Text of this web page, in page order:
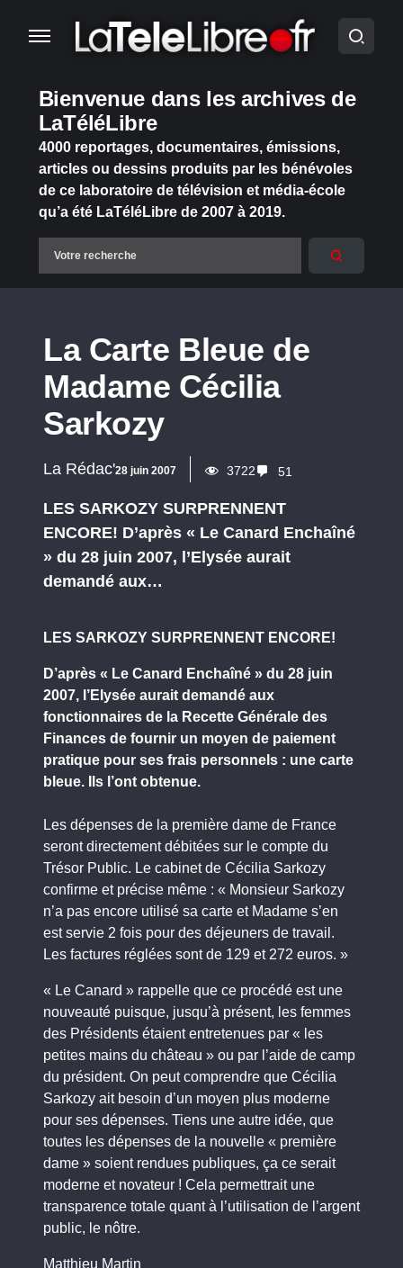
Bienvenue dans les archives de
LaTéléLibre
4000 reportages, documentaires, émissions,
articles ou dessins produits par les bénévoles
de ce laboratoire de télévision et média-école
qu’a été LaTéléLibre de 2007 à 2019.
La Carte Bleue de
Madame Cécilia
Sarkozy
La Rédac'28 juin 2007 3722 51
LES SARKOZY SURPRENNENT
ENCORE! D’après « Le Canard Enchaîné
» du 28 juin 2007, l’Elysée aurait
demandé aux…
LES SARKOZY SURPRENNENT ENCORE!
D’après « Le Canard Enchaîné » du 28 juin
2007, l’Elysée aurait demandé aux
fonctionnaires de la Recette Générale des
Finances de fournir un moyen de paiement
pratique pour ses frais personnels : une carte
bleue. Ils l’ont obtenue.
Les dépenses de la première dame de France
seront directement débitées sur le compte du
Trésor Public. Le cabinet de Cécilia Sarkozy
confirme et précise même : « Monsieur Sarkozy
n’a pas encore utilisé sa carte et Madame s’en
est servie 2 fois pour des déjeuners de travail.
Les factures réglées sont de 129 et 272 euros. »
« Le Canard » rappelle que ce procédé est une
nouveauté puisque, jusqu’à présent, les femmes
des Présidents étaient entretenues par « les
petites mains du château » ou par l’aide de camp
du président. On peut comprendre que Cécilia
Sarkozy ait besoin d’un moyen plus moderne
pour ses dépenses. Tiens une autre idée, que
toutes les dépenses de la nouvelle « première
dame » soient rendues publiques, ça ce serait
moderne et novateur ! Cela permettrait une
transparence totale quant à l’utilisation de l’argent
public, le nôtre.
Matthieu Martin